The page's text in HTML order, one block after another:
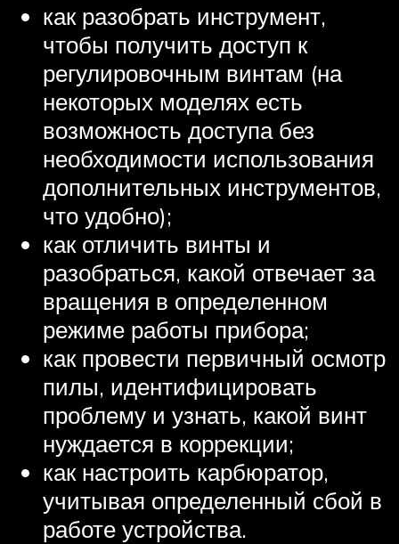
как разобрать инструмент,
чтобы получить доступ к
регулировочным винтам (на
некоторых моделях есть
возможность доступа без
необходимости использования
дополнительных инструментов,
что удобно);
как отличить винты и
разобраться, какой отвечает за
вращения в определенном
режиме работы прибора;
как провести первичный осмотр
пилы, идентифицировать
проблему и узнать, какой винт
нуждается в коррекции;
как настроить карбюратор,
учитывая определенный сбой в
работе устройства.